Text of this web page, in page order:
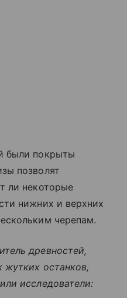
были покрыты
позволят
ли некоторые
нижних и верхних
черепам.
древностей,
останков,
исследователи: